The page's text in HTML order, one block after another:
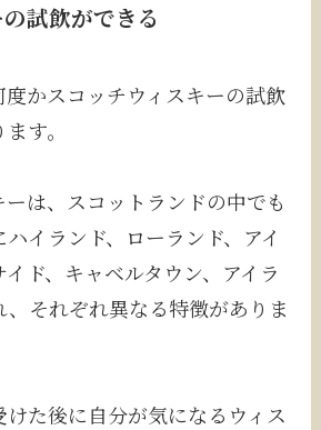
試飲ができる
かスコッチウィスキーの試飲
す。
は、スコットランドの中でも
イランド、ローランド、アイ
ド、キャベルタウン、アイラ
それぞれ異なる特徴がありま
た後に自分が気になるウィス